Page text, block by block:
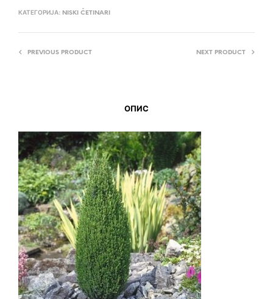
КАТЕГОРИЈА: NISKI ČETINARI
PREVIOUS PRODUCT NEXT PRODUCT
ОПИС